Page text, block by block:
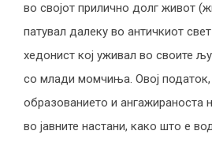
во својот прилично долг живот
патувал далеку во античкиот
хедонист кој уживал во своите
со млади момчиња. Овој податок,
образованието и ангажираноста
во јавните настани, како што е